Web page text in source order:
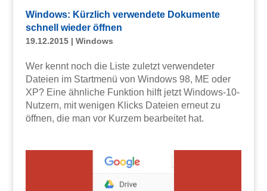
Windows: Kürzlich verwendete Dokumente
schnell wieder öffnen
19.12.2015| Windows
Wer kennt noch die Liste zuletzt verwendeter
Dateien im Startmenü von Windows 98, ME oder
XP? Eine ähnliche Funktion hilft jetzt Windows-10-
Nutzern, mit wenigen Klicks Dateien erneut zu
öffnen, die man vor Kurzem bearbeitet hat.